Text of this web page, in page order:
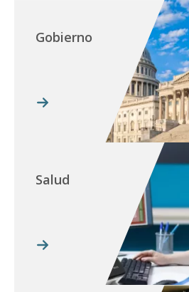
Gobierno
Salud